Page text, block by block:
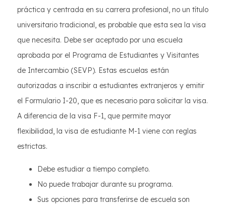
práctica y centrada en su carrera profesional, no un título
universitario tradicional, es probable que esta sea la visa
que necesita. Debe ser aceptado por una escuela
aprobada por el Programa de Estudiantes y Visitantes
de Intercambio (SEVP). Estas escuelas están
autorizadas a inscribir a estudiantes extranjeros y emitir
el Formulario I-20, que es necesario para solicitar la visa.
A diferencia de la visa F-1, que permite mayor
flexibilidad, la visa de estudiante M-1 viene con reglas
estrictas.
Debe estudiar a tiempo completo.
No puede trabajar durante su programa.
Sus opciones para transferirse de escuela son